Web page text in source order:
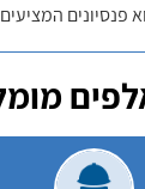
פנסיונים